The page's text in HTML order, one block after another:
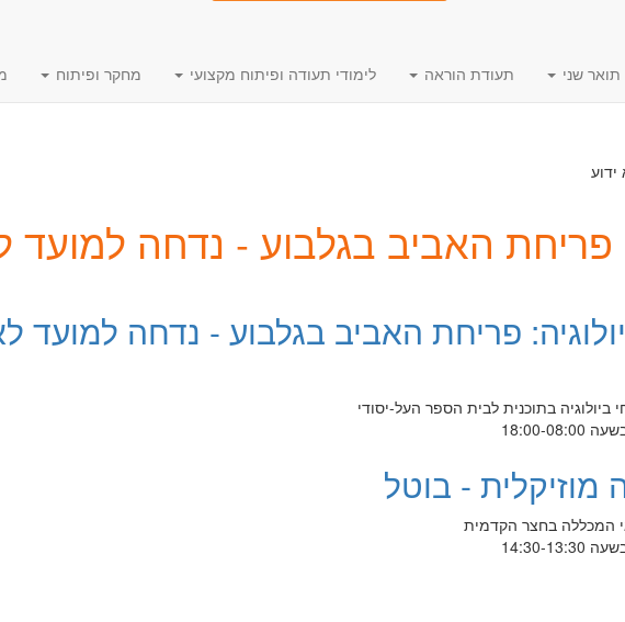
תואר שני תעודת הוראה לימודי תעודה ופיתוח מקצועי מחקר ופיתוח
פריחת האביב בגלבוע - נדחה למועד
פריחת האביב בגלבוע - נדחה למועד
ביולוגיה בתוכנית לבית הספר העל-יסודי
- בוטל
המכללה בחצר הקדמית